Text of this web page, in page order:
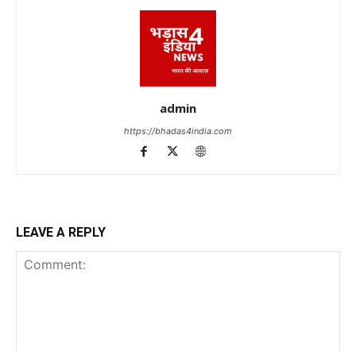
admin
https://bhadas4india.com
LEAVE A REPLY